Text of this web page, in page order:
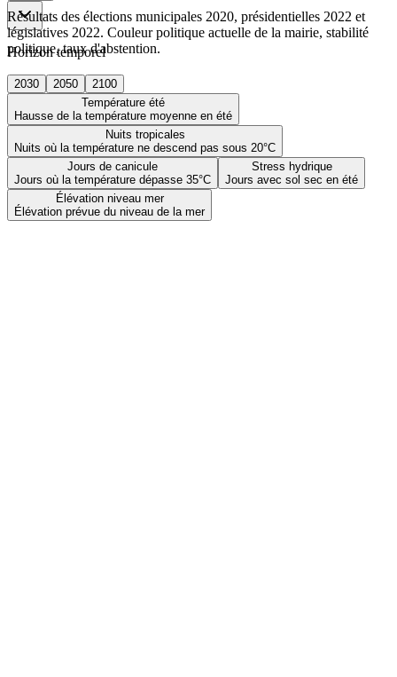
Horizon temporel
2030 2050
2100
Température été
Hausse de la température moyenne en été
Nuits tropicales
Nuits où la température ne descend pas sous 20°C
Jours de canicule
Jours où la température dépasse 35°C
Stress hydrique
Jours avec sol sec en été
Élévation niveau mer
Élévation prévue du niveau de la mer
Résultats des élections municipales 2020, présidentielles 2022 et
législatives 2022. Couleur politique actuelle de la mairie, stabilité
politique, taux d'abstention.